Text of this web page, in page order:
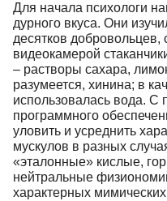
Для начала психологи
дурного вкуса. Они
десятков
видеокамерой
– растворы сахара,
разумеется, хинина; в
использовалась вода. С
программного
уловить и усреднить
мускулов в разных
«эталонные» кислые,
нейтральные
характерных